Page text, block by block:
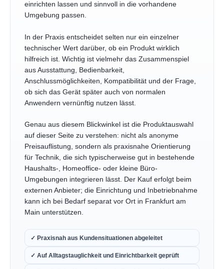
einrichten lassen und sinnvoll in die vorhandene
Umgebung passen.
In der Praxis entscheidet selten nur ein einzelner
technischer Wert darüber, ob ein Produkt wirklich
hilfreich ist. Wichtig ist vielmehr das Zusammenspiel
aus Ausstattung, Bedienbarkeit,
Anschlussmöglichkeiten, Kompatibilität und der Frage,
ob sich das Gerät später auch von normalen
Anwendern vernünftig nutzen lässt.
Genau aus diesem Blickwinkel ist die Produktauswahl
auf dieser Seite zu verstehen: nicht als anonyme
Preisauflistung, sondern als praxisnahe Orientierung
für Technik, die sich typischerweise gut in bestehende
Haushalts-, Homeoffice- oder kleine Büro-
Umgebungen integrieren lässt. Der Kauf erfolgt beim
externen Anbieter; die Einrichtung und Inbetriebnahme
kann ich bei Bedarf separat vor Ort in Frankfurt am
Main unterstützen.
✓ Praxisnah aus Kundensituationen abgeleitet
✓ Auf Alltagstauglichkeit und Einrichtbarkeit geprüft